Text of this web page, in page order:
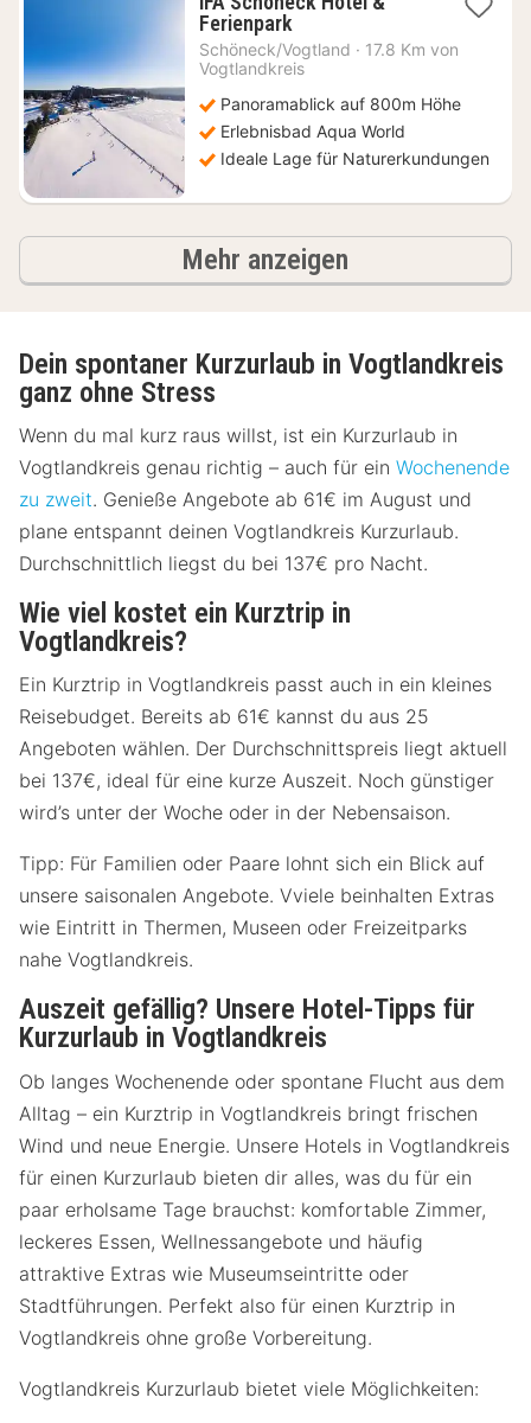
Ferienpark2
Nächte
ab
€
Schöneck/Vogtland · 17.8 Km von
Vogtlandkreis
Panoramablick auf 800m Höhe
Erlebnisbad Aqua World
Ideale Lage für Naturerkundungen
Mehr anzeigen
Dein spontaner Kurzurlaub in Vogtlandkreis
ganz ohne Stress
Wenn du mal kurz raus willst, ist ein Kurzurlaub in
Vogtlandkreis genau richtig – auch für ein Wochenende
zu zweit. Genieße Angebote ab 61€ im August und
plane entspannt deinen Vogtlandkreis Kurzurlaub.
Durchschnittlich liegst du bei 137€ pro Nacht.
Wie viel kostet ein Kurztrip in
Vogtlandkreis?
Ein Kurztrip in Vogtlandkreis passt auch in ein kleines
Reisebudget. Bereits ab 61€ kannst du aus 25
Angeboten wählen. Der Durchschnittspreis liegt aktuell
bei 137€, ideal für eine kurze Auszeit. Noch günstiger
wird’s unter der Woche oder in der Nebensaison.
Tipp: Für Familien oder Paare lohnt sich ein Blick auf
unsere saisonalen Angebote. Vviele beinhalten Extras
wie Eintritt in Thermen, Museen oder Freizeitparks
nahe Vogtlandkreis.
Auszeit gefällig? Unsere Hotel-Tipps für
Kurzurlaub in Vogtlandkreis
Ob langes Wochenende oder spontane Flucht aus dem
Alltag – ein Kurztrip in Vogtlandkreis bringt frischen
Wind und neue Energie. Unsere Hotels in Vogtlandkreis
für einen Kurzurlaub bieten dir alles, was du für ein
paar erholsame Tage brauchst: komfortable Zimmer,
leckeres Essen, Wellnessangebote und häufig
attraktive Extras wie Museumseintritte oder
Stadtführungen. Perfekt also für einen Kurztrip in
Vogtlandkreis ohne große Vorbereitung.
Vogtlandkreis Kurzurlaub bietet viele Möglichkeiten: